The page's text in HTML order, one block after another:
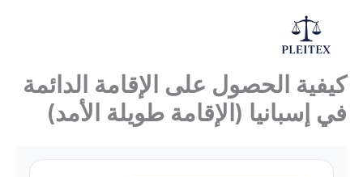
content
كيفية الحصول على الإقامة الدائمة
في إسبانيا (الإقامة طويلة الأمد)